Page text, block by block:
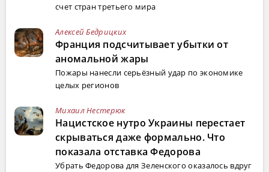
счет стран третьего мира
Алексей Бедрицких
Франция подсчитывает убытки от
аномальной жары
Пожары нанесли серьёзный удар по экономике
целых регионов
Михаил Нестерюк
Нацистское нутро Украины перестает
скрываться даже формально. Что
показала отставка Федорова
Убрать Федорова для Зеленского оказалось вдруг